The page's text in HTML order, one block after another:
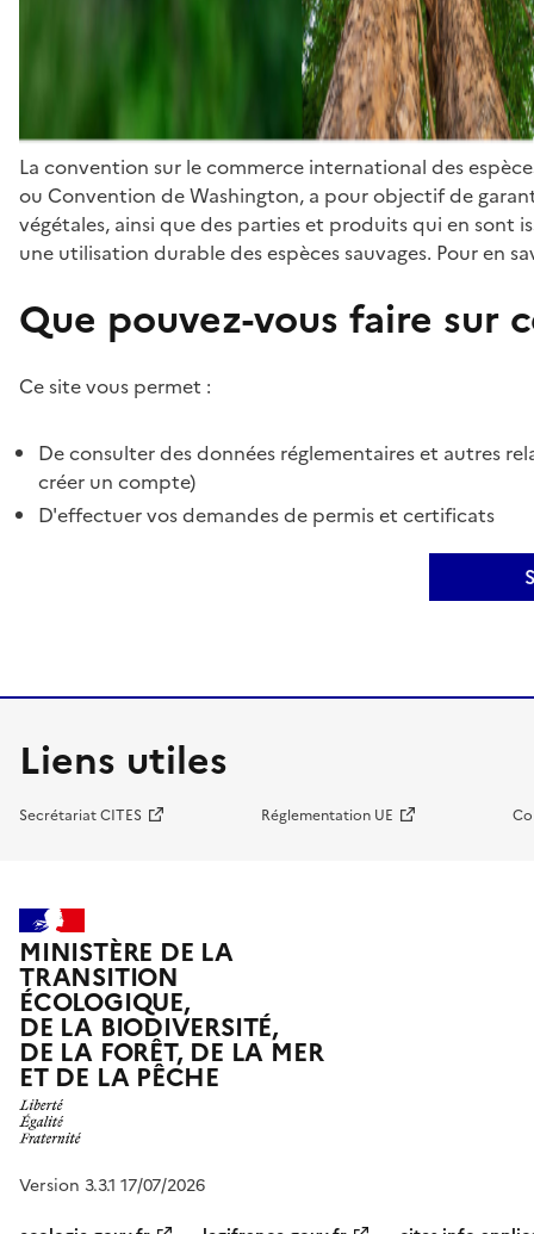
La convention sur le commerce international des
ou Convention de Washington, a pour objectif de
végétales, ainsi que des parties et produits qui en sont
une utilisation durable des espèces sauvages. Pour en
Que pouvez-vous faire sur
Ce site vous permet :
De consulter des données réglementaires et autres
créer un compte)
D'effectuer vos demandes de permis et certificats
Liens utiles
Secrétariat CITES Réglementation UE
MINISTÈRE DE LA
TRANSITION
ÉCOLOGIQUE,
DE LA BIODIVERSITÉ,
DE LA FORÊT, DE LA MER
ET DE LA PÊCHE
Version 3.3.1 17/07/2026